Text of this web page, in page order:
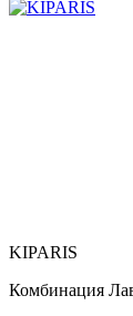
KIPARIS
Комбинация